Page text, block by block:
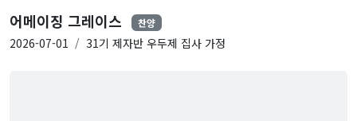
어메이징 그레이스 찬양
2026-07-01 31기 제자반 우두제 집사 가정